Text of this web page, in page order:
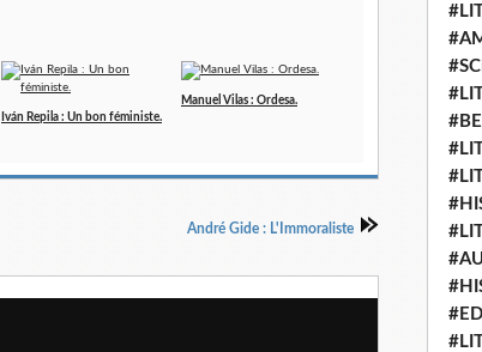
Iván Repila : Un bon féministe.
Manuel Vilas : Ordesa.
André Gide : L'Immoraliste